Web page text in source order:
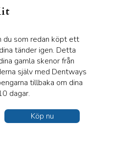
du som redan köpt ett
tänder igen. Detta
gamla skenor från
själv med Dentways
tillbaka om dina
dagar.
Köp nu